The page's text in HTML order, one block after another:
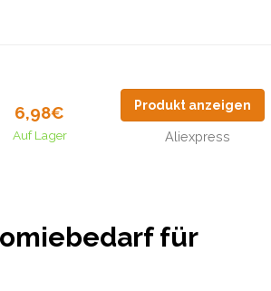
6,98€
Auf Lager
Produkt anzeigen
Aliexpress
für